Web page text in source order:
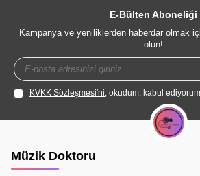
E-Bülten Aboneliği
Kampanya ve yeniliklerden haberdar olmak
olun!
KVKK Sözleşmesi'ni, okudum, kabul
Müzik Doktoru